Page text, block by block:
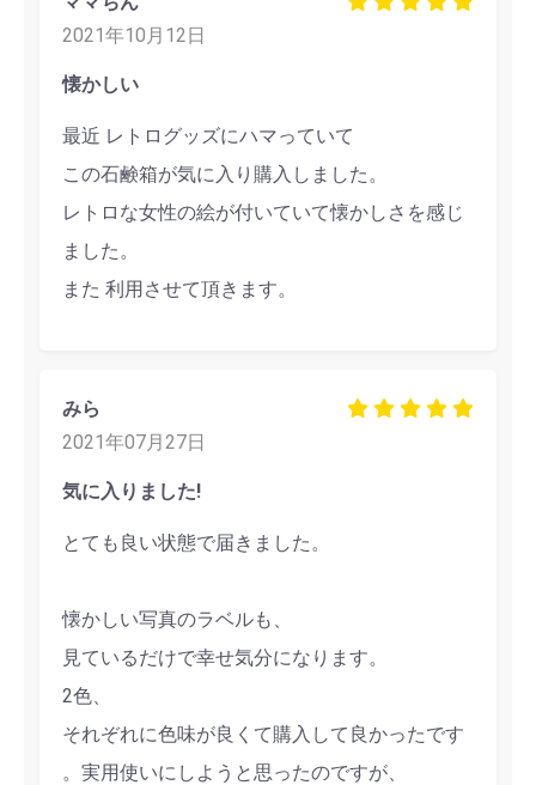
2021年10月12日
懐かしい
最近 レトログッズにハマっていて
この石鹸箱が気に入り購入しました。
レトロな女性の絵が付いていて懐かしさを感じ
ました。
また 利用させて頂きます。
みら
2021年07月27日
気に入りました!
とても良い状態で届きました。
懐かしい写真のラベルも、
見ているだけで幸せ気分になります。
2色、
それぞれに色味が良くて購入して良かったです
。実用使いにしようと思ったのですが、